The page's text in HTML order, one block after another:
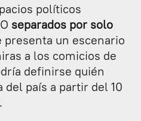
políticos
separados por solo
presenta un escenario
a los comicios de
definirse quién
país a partir del 10